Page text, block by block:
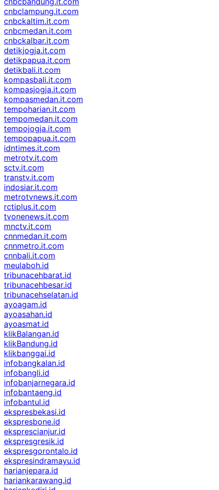
cnbclampung.it.com
cnbckaltim.it.com
cnbcmedan.it.com
cnbckalbar.it.com
detikjogja.it.com
detikpapua.it.com
detikbali.it.com
kompasbali.it.com
kompasjogja.it.com
kompasmedan.it.com
tempoharian.it.com
tempomedan.it.com
tempojogja.it.com
tempopapua.it.com
idntimes.it.com
metrotv.it.com
sctv.it.com
transtv.it.com
indosiar.it.com
metrotvnews.it.com
rctiplus.it.com
tvonenews.it.com
mnctv.it.com
cnnmedan.it.com
cnnmetro.it.com
cnnbali.it.com
meulaboh.id
tribunacehbarat.id
tribunacehbesar.id
tribunacehselatan.id
ayoagam.id
ayoasahan.id
ayoasmat.id
klikBalangan.id
klikBandung.id
klikbanggai.id
infobangkalan.id
infobangli.id
infobanjarnegara.id
infobantaeng.id
infobantul.id
ekspresbekasi.id
ekspresbone.id
eksprescianjur.id
ekspresgresik.id
ekspresgorontalo.id
ekspresindramayu.id
harianjepara.id
hariankarawang.id